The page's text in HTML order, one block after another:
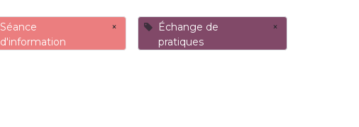
Séance
d'information
×
Échange de
pratiques
×